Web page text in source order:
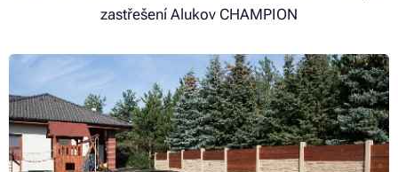
zastřešení Alukov CHAMPION